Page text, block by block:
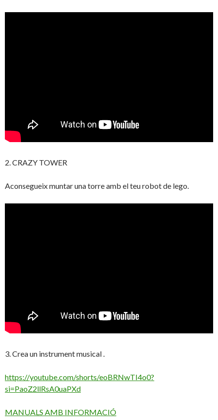
2. CRAZY TOWER
Aconsegueix muntar una torre amb el teu robot de lego.
3. Crea un instrument musical .
https://youtube.com/shorts/eoBRNwTI4o0?
si=PaoZ2llRsA0uaPXd
MANUALS AMB INFORMACIÓ